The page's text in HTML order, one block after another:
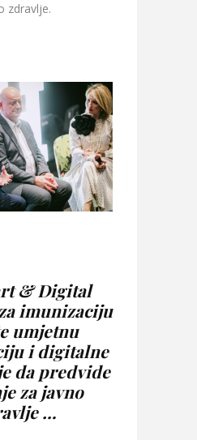
zdravlje.
& Digital
imunizaciju
umjetnu
i digitalne
da predvide
za javno
…